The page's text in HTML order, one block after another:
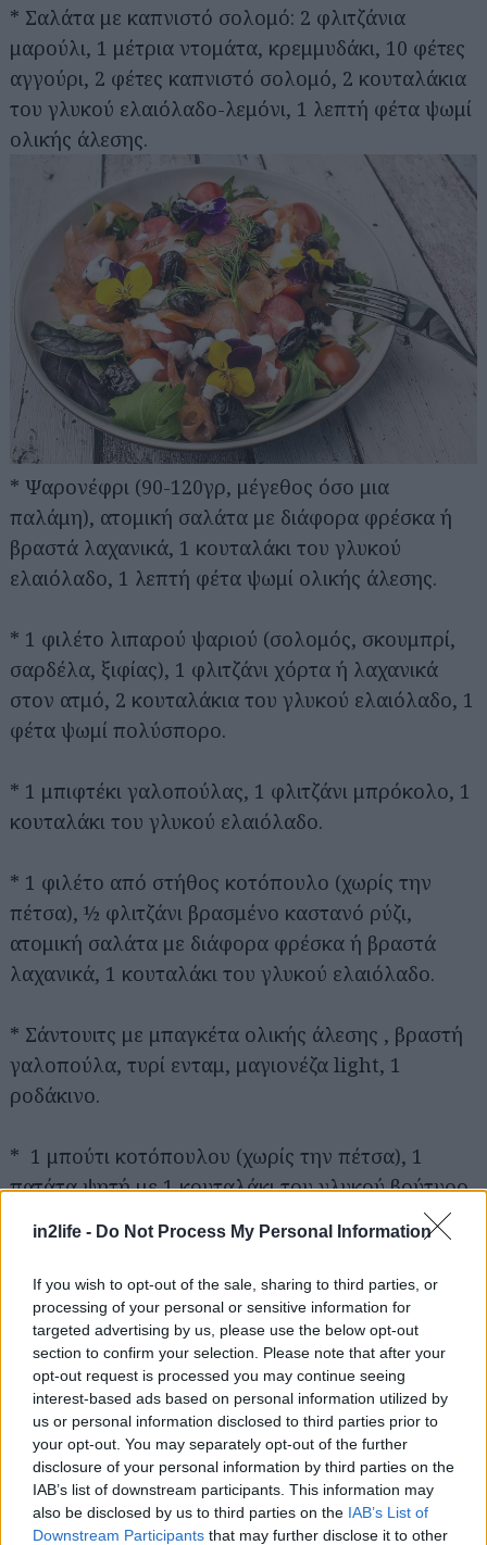
in2life - Do Not Process My Personal Information
If you wish to opt-out of the sale, sharing to third parties, or
processing of your personal or sensitive information for
targeted advertising by us, please use the below opt-out
section to confirm your selection. Please note that after your
opt-out request is processed you may continue seeing
interest-based ads based on personal information utilized by
us or personal information disclosed to third parties prior to
your opt-out. You may separately opt-out of the further
disclosure of your personal information by third parties on the
IAB’s list of downstream participants. This information may
also be disclosed by us to third parties on the IAB’s List of
Downstream Participants that may further disclose it to other
* Σαλάτα με καπνιστό σολομό: 2 φλιτζάνια
μαρούλι, 1 μέτρια ντομάτα, κρεμμυδάκι, 10 φέτες
αγγούρι, 2 φέτες καπνιστό σολομό, 2 κουταλάκια
του γλυκού ελαιόλαδο-λεμόνι, 1 λεπτή φέτα ψωμί
ολικής άλεσης.
* Ψαρονέφρι (90-120γρ, μέγεθος όσο μια
παλάμη), ατομική σαλάτα με διάφορα φρέσκα ή
βραστά λαχανικά, 1 κουταλάκι του γλυκού
ελαιόλαδο, 1 λεπτή φέτα ψωμί ολικής άλεσης.
* 1 φιλέτο λιπαρού ψαριού (σολομός, σκουμπρί,
σαρδέλα, ξιφίας), 1 φλιτζάνι χόρτα ή λαχανικά
στον ατμό, 2 κουταλάκια του γλυκού ελαιόλαδο, 1
φέτα ψωμί πολύσπορο.
* 1 μπιφτέκι γαλοπούλας, 1 φλιτζάνι μπρόκολο, 1
κουταλάκι του γλυκού ελαιόλαδο.
* 1 φιλέτο από στήθος κοτόπουλο (χωρίς την
πέτσα), ½ φλιτζάνι βρασμένο καστανό ρύζι,
ατομική σαλάτα με διάφορα φρέσκα ή βραστά
λαχανικά, 1 κουταλάκι του γλυκού ελαιόλαδο.
* Σάντουιτς με μπαγκέτα ολικής άλεσης , βραστή
γαλοπούλα, τυρί ενταμ, μαγιονέζα light, 1
ροδάκινο.
* 1 μπούτι κοτόπουλου (χωρίς την πέτσα), 1
πατάτα ψητή με 1 κουταλάκι του γλυκού βούτυρο,
ατομική σαλάτα εποχής, 2 κουταλάκια του γλυκού
* Σαλάτα με σπανάκι και φράουλες: σπανάκι, 5-8
φράουλες σε φέτες, 1 παχιά φέτα μοτσαρέλα, 2
κουταλιές της σούπας κουκουνάρι, 1 φλιτζάνι
μπρόκολο, 1 κουταλιά της σούπας ελαιόλαδο, 1
κουταλάκι του γλυκού μπαλσάμικο και λίγο χυμό
λεμόνι. Συνοδέψτε με 1 φέτα μαύρο ψωμί.
Νικόλας Γεωργιακώδης